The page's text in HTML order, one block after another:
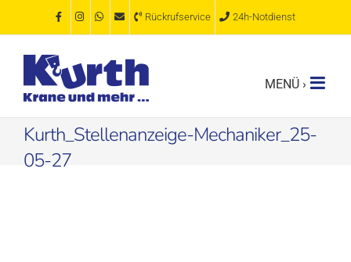
Rückrufservice 24h-Notdienst
Kurth_Stellenanzeige-Mechaniker_25-
05-27